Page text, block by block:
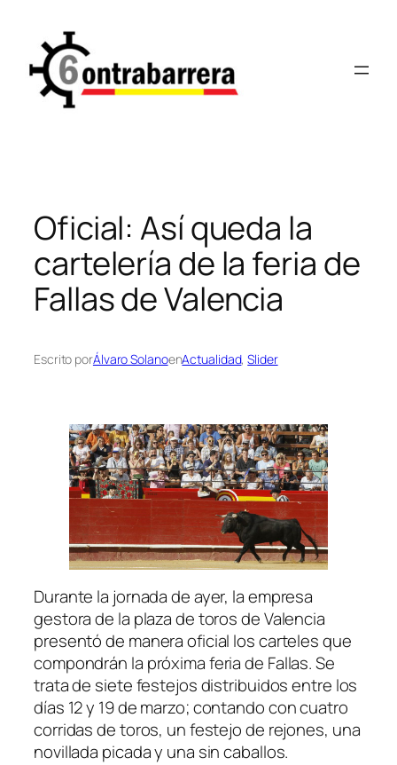
contenido
Oficial: Así queda la
cartelería de la feria de
Fallas de Valencia
Escrito porÁlvaro SolanoenActualidad, Slider
Durante la jornada de ayer, la empresa
gestora de la plaza de toros de Valencia
presentó de manera oficial los carteles que
compondrán la próxima feria de Fallas. Se
trata de siete festejos distribuidos entre los
días 12 y 19 de marzo; contando con cuatro
corridas de toros, un festejo de rejones, una
novillada picada y una sin caballos.